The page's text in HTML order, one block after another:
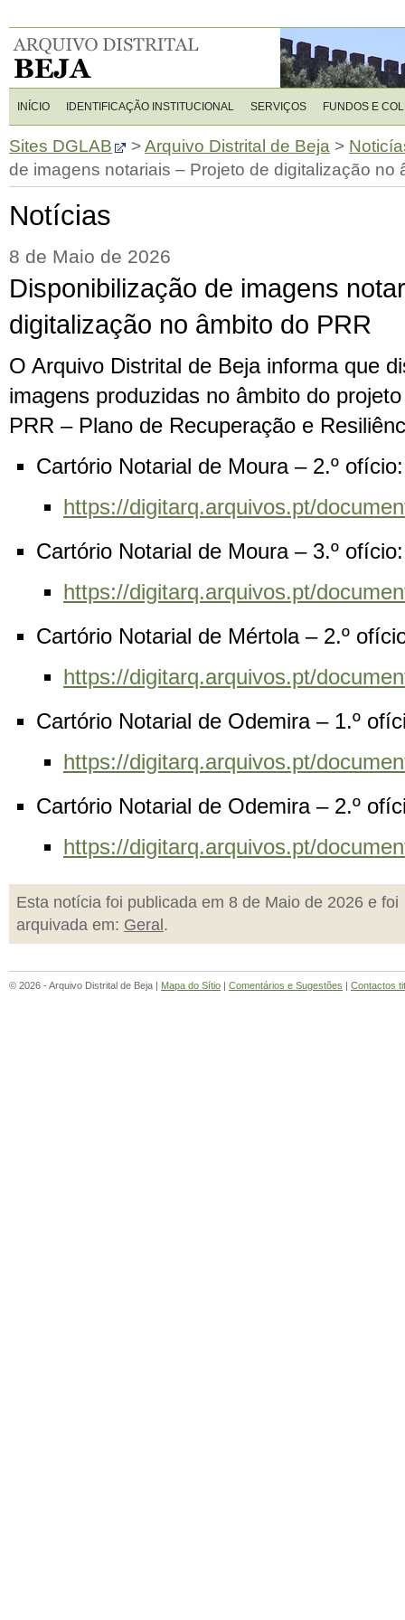
INÍCIO IDENTIFICAÇÃO INSTITUCIONAL SERVIÇOS FUNDOS E
Sites DGLAB >Arquivo Distrital de Beja >
de imagens notariais – Projeto de digitalização no
Notícias
8 de Maio de 2026
Disponibilização de imagens
digitalização no âmbito do PRR
O Arquivo Distrital de Beja informa que
imagens produzidas no âmbito do
PRR – Plano de Recuperação e
Cartório Notarial de Moura – 2.º
https://digitarq.arquivos.pt/
Cartório Notarial de Moura – 3.º
https://digitarq.arquivos.pt/
Cartório Notarial de Mértola – 2.º
https://digitarq.arquivos.pt/
Cartório Notarial de Odemira – 1.º
https://digitarq.arquivos.pt/
Cartório Notarial de Odemira – 2.º
https://digitarq.arquivos.pt/
Esta notícia foi publicada em 8 de Maio de 2026 e foi
arquivada em: Geral .
© 2026 - Arquivo Distrital de Beja | Mapa do Sítio | Comentários e Sugestões | Contactos